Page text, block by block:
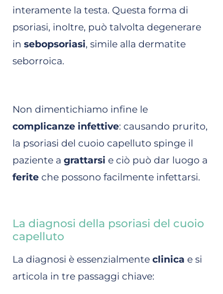
interamente la testa. Questa forma di
psoriasi, inoltre, può talvolta degenerare
in sebopsoriasi, simile alla dermatite
seborroica.
Non dimentichiamo infine le
complicanze infettive: causando prurito,
la psoriasi del cuoio capelluto spinge il
paziente a grattarsi e ciò può dar luogo a
ferite che possono facilmente infettarsi.
La diagnosi della psoriasi del cuoio
capelluto
La diagnosi è essenzialmente clinica e si
articola in tre passaggi chiave: